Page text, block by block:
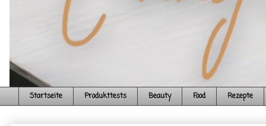
Startseite Produkttests Beauty Food Rezepte